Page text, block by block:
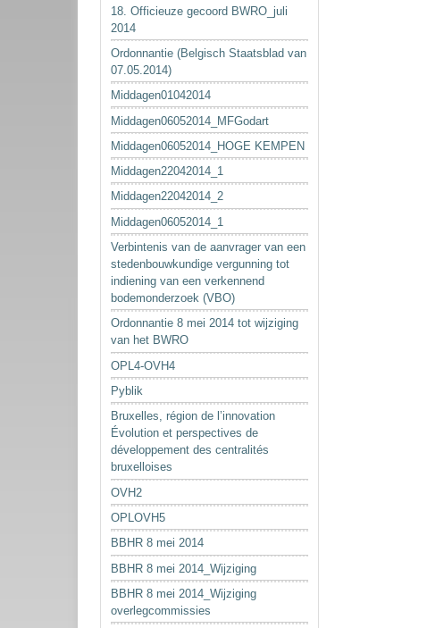
18. Officieuze gecoord BWRO_juli
2014
Ordonnantie (Belgisch Staatsblad van
07.05.2014)
Middagen01042014
Middagen06052014_MFGodart
Middagen06052014_HOGE KEMPEN
Middagen22042014_1
Middagen22042014_2
Middagen06052014_1
Verbintenis van de aanvrager van een
stedenbouwkundige vergunning tot
indiening van een verkennend
bodemonderzoek (VBO)
Ordonnantie 8 mei 2014 tot wijziging
van het BWRO
OPL4-OVH4
Pyblik
Bruxelles, région de l’innovation
Évolution et perspectives de
développement des centralités
bruxelloises
OVH2
OPLOVH5
BBHR 8 mei 2014
BBHR 8 mei 2014_Wijziging
BBHR 8 mei 2014_Wijziging
overlegcommissies